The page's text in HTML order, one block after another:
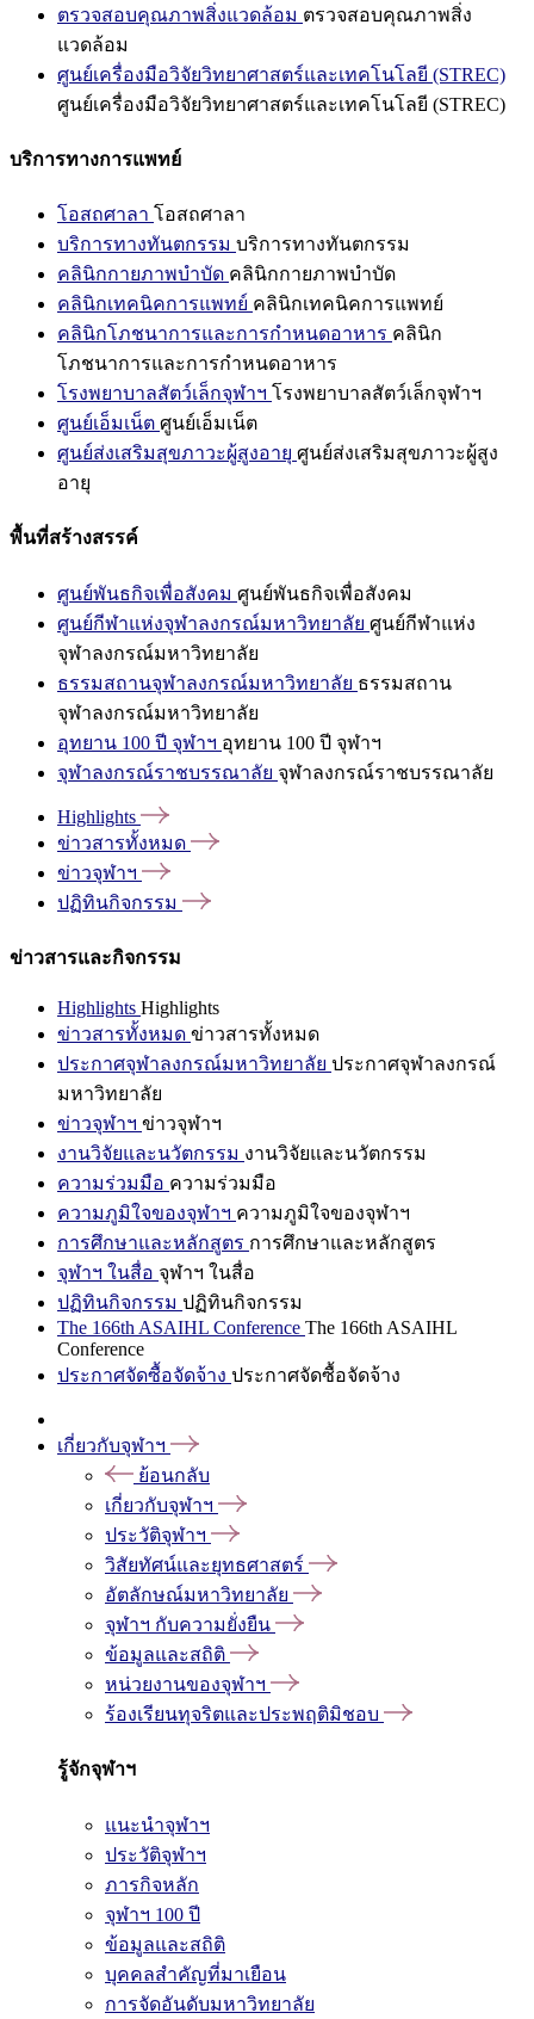
ตรวจสอบคุณภาพสิ่งแวดล้อม ตรวจสอบคุณภาพสิ่ง
แวดล้อม
ศูนย์เครื่องมือวิจัยวิทยาศาสตร์และเทคโนโลยี (STREC)
ศูนย์เครื่องมือวิจัยวิทยาศาสตร์และเทคโนโลยี (STREC)
บริการทางการแพทย์
โอสถศาลา โอสถศาลา
บริการทางทันตกรรม บริการทางทันตกรรม
คลินิกกายภาพบำบัด คลินิกกายภาพบำบัด
คลินิกเทคนิคการแพทย์ คลินิกเทคนิคการแพทย์
คลินิกโภชนาการและการกำหนดอาหาร คลินิก
โภชนาการและการกำหนดอาหาร
โรงพยาบาลสัตว์เล็กจุฬาฯ โรงพยาบาลสัตว์เล็กจุฬาฯ
ศูนย์เอ็มเน็ต ศูนย์เอ็มเน็ต
ศูนย์ส่งเสริมสุขภาวะผู้สูงอายุ ศูนย์ส่งเสริมสุขภาวะผู้สูง
อายุ
พื้นที่สร้างสรรค์
ศูนย์พันธกิจเพื่อสังคม ศูนย์พันธกิจเพื่อสังคม
ศูนย์กีฬาแห่งจุฬาลงกรณ์มหาวิทยาลัย ศูนย์กีฬาแห่ง
จุฬาลงกรณ์มหาวิทยาลัย
ธรรมสถานจุฬาลงกรณ์มหาวิทยาลัย ธรรมสถาน
จุฬาลงกรณ์มหาวิทยาลัย
อุทยาน 100 ปี จุฬาฯ อุทยาน 100 ปี จุฬาฯ
จุฬาลงกรณ์ราชบรรณาลัย จุฬาลงกรณ์ราชบรรณาลัย
Highlights
ข่าวสารทั้งหมด
ข่าวจุฬาฯ
ปฏิทินกิจกรรม
ข่าวสารและกิจกรรม
Highlights Highlights
ข่าวสารทั้งหมด ข่าวสารทั้งหมด
ประกาศจุฬาลงกรณ์มหาวิทยาลัย ประกาศจุฬาลงกรณ์
มหาวิทยาลัย
ข่าวจุฬาฯ ข่าวจุฬาฯ
งานวิจัยและนวัตกรรม งานวิจัยและนวัตกรรม
ความร่วมมือ ความร่วมมือ
ความภูมิใจของจุฬาฯ ความภูมิใจของจุฬาฯ
การศึกษาและหลักสูตร การศึกษาและหลักสูตร
จุฬาฯ ในสื่อ จุฬาฯ ในสื่อ
ปฏิทินกิจกรรม ปฏิทินกิจกรรม
The 166th ASAIHL Conference The 166th ASAIHL
Conference
ประกาศจัดซื้อจัดจ้าง ประกาศจัดซื้อจัดจ้าง
เกี่ยวกับจุฬาฯ
ย้อนกลับ
เกี่ยวกับจุฬาฯ
ประวัติจุฬาฯ
วิสัยทัศน์และยุทธศาสตร์
อัตลักษณ์มหาวิทยาลัย
จุฬาฯ กับความยั่งยืน
ข้อมูลและสถิติ
หน่วยงานของจุฬาฯ
ร้องเรียนทุจริตและประพฤติมิชอบ
รู้จักจุฬาฯ
แนะนำจุฬาฯ
ประวัติจุฬาฯ
ภารกิจหลัก
จุฬาฯ 100 ปี
ข้อมูลและสถิติ
บุคคลสำคัญที่มาเยือน
การจัดอันดับมหาวิทยาลัย